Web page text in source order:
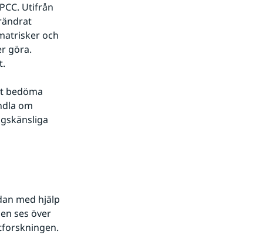
Utifrån
och
göra.
bedöma
om
med hjälp
ses över